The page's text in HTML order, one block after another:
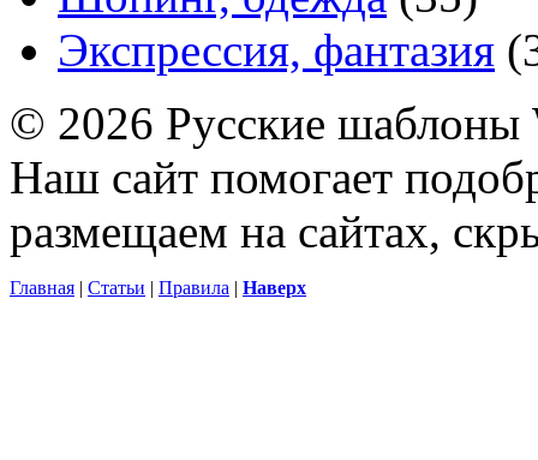
Экспрессия, фантазия
© 2026 Русские шаблоны
Наш сайт помогает
размещаем на сайтах,
Главная | Статьи | Правила | Наверх